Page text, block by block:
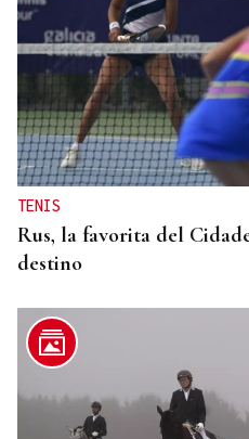
TENIS
Rus, la favorita del
destino